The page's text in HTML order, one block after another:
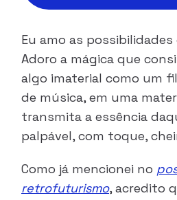
Eu amo as
Adoro a mágica que
algo imaterial como um
de música, em uma
transmita a essência
palpável, com toque,
Como já mencionei no
retrofuturismo, acredito